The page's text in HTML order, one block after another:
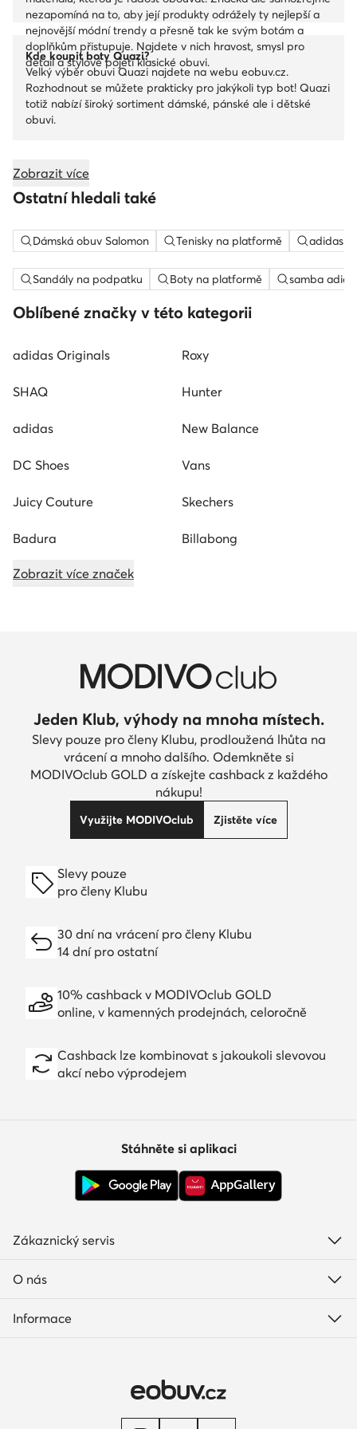
nezapomíná na to, aby její produkty odrážely ty nejlepší a
nejnovější módní trendy a přesně tak ke svým botám a
doplňkům přistupuje. Najdete v nich hravost, smysl pro
detail a stylové pojetí klasické obuvi.
Kde koupit boty Quazi?
Velký výběr obuvi Quazi najdete na webu eobuv.cz.
Rozhodnout se můžete prakticky pro jakýkoli typ bot! Quazi
totiž nabízí široký sortiment dámské, pánské ale i dětské
obuvi.
Zobrazit více
Ostatní hledali také
Dámská obuv Salomon Tenisky na platformě adidas
Sandály na podpatku Boty na platformě samba
Oblíbené značky v této kategorii
adidas Originals Roxy
SHAQ Hunter
adidas New Balance
DC Shoes Vans
Juicy Couture Skechers
Badura Billabong
Zobrazit více značek
Jeden Klub, výhody na mnoha místech.
Slevy pouze pro členy Klubu, prodloužená lhůta na
vrácení a mnoho dalšího. Odemkněte si
MODIVOclub GOLD a získejte cashback z každého
nákupu!
Využijte MODIVOclub Zjistěte více
Slevy pouze
pro členy Klubu
30 dní na vrácení pro členy Klubu
14 dní pro ostatní
10% cashback v MODIVOclub GOLD
online, v kamenných prodejnách, celoročně
Cashback lze kombinovat s jakoukoli slevovou
akcí nebo výprodejem
Stáhněte si aplikaci
Zákaznický servis
O nás
Informace